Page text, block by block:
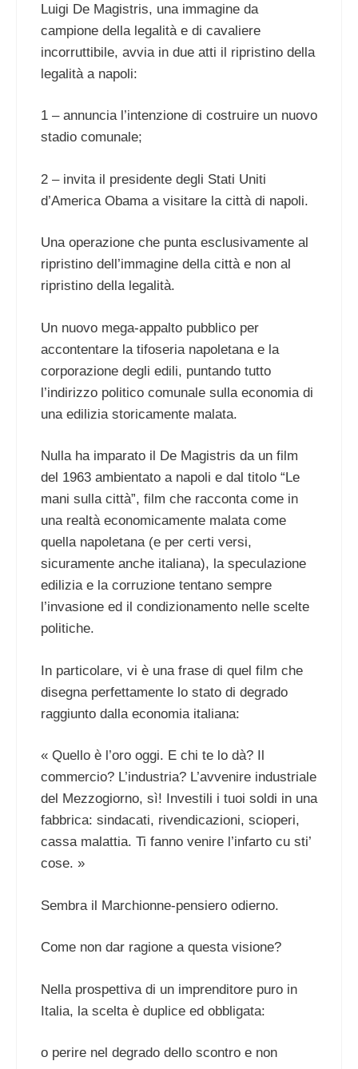
Luigi De Magistris, una immagine da
campione della legalità e di cavaliere
incorruttibile, avvia in due atti il ripristino della
legalità a napoli:
1 – annuncia l’intenzione di costruire un nuovo
stadio comunale;
2 – invita il presidente degli Stati Uniti
d’America Obama a visitare la città di napoli.
Una operazione che punta esclusivamente al
ripristino dell’immagine della città e non al
ripristino della legalità.
Un nuovo mega-appalto pubblico per
accontentare la tifoseria napoletana e la
corporazione degli edili, puntando tutto
l’indirizzo politico comunale sulla economia di
una edilizia storicamente malata.
Nulla ha imparato il De Magistris da un film
del 1963 ambientato a napoli e dal titolo “Le
mani sulla città”, film che racconta come in
una realtà economicamente malata come
quella napoletana (e per certi versi,
sicuramente anche italiana), la speculazione
edilizia e la corruzione tentano sempre
l’invasione ed il condizionamento nelle scelte
politiche.
In particolare, vi è una frase di quel film che
disegna perfettamente lo stato di degrado
raggiunto dalla economia italiana:
« Quello è l’oro oggi. E chi te lo dà? Il
commercio? L’industria? L’avvenire industriale
del Mezzogiorno, sì! Investili i tuoi soldi in una
fabbrica: sindacati, rivendicazioni, scioperi,
cassa malattia. Ti fanno venire l’infarto cu sti’
cose. »
Sembra il Marchionne-pensiero odierno.
Come non dar ragione a questa visione?
Nella prospettiva di un imprenditore puro in
Italia, la scelta è duplice ed obbligata:
o perire nel degrado dello scontro e non